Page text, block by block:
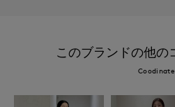
このブランドの他の
Coodinate